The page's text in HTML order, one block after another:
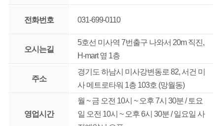
전화번호 031-699-0110
오시는길
5호선 미사역 7번출구 나와서 20m 직진,
H-mart 옆 1층
주소
경기도 하남시 미사강변동로 82, 서건 미
사 메트로타워 1층 103호 (망월동)
영업시간
월 ~ 금 오전 10시 ~ 오후 7시 30분 / 토요
일 오전 10시 ~ 오후 6시 30분 / 일요일 사